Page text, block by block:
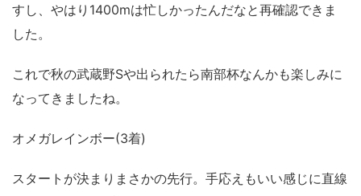
すし、やはり1400mは忙しかったんだなと再確認できま
した。
これで秋の武蔵野Sや出られたら南部杯なんかも楽しみに
なってきましたね。
オメガレインボー(3着)
スタートが決まりまさかの先行。手応えもいい感じに直線